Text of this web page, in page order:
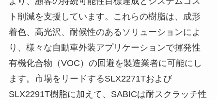
ト削減を支援しています。これらの樹脂は、成形
着色、高光沢、耐候性のあるソリューションによ
り、様々な自動車外装アプリケーションで揮発性
有機化合物（VOC）の回避を製造業者に可能にし
ます。市場をリードするSLX2271Tおよび
SLX2291T樹脂に加えて、SABICは耐スクラッチ性